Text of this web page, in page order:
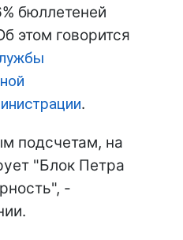
бюллетеней
этом говорится
.
подсчетам, на
"Блок Петра
-